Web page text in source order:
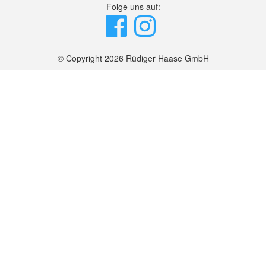
Folge uns auf:
© Copyright 2026 Rüdiger Haase GmbH